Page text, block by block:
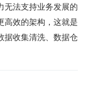
无法支持业务发展的
高效的架构，这就是
据收集清洗、数据仓